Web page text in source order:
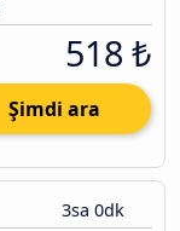
518 ₺
Şimdi ara
3sa 0dk